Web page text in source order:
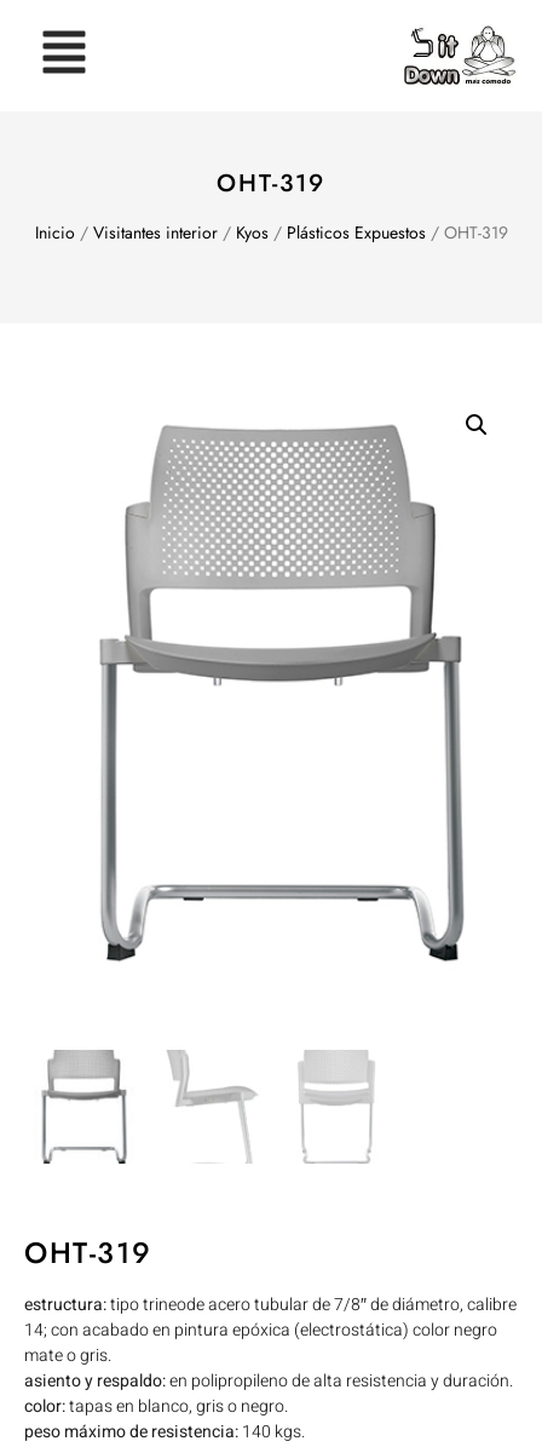
OHT-319
Inicio/ Visitantes interior/ Kyos/ Plásticos Expuestos/ OHT-319
OHT-319
estructura:tipo trineode acero tubular de 7/8″ de diámetro, calibre
14; con acabado en pintura epóxica (electrostática) color negro
mate o gris.
asiento y respaldo:en polipropileno de alta resistencia y duración.
color:tapas en blanco, gris o negro.
peso máximo de resistencia:140 kgs.